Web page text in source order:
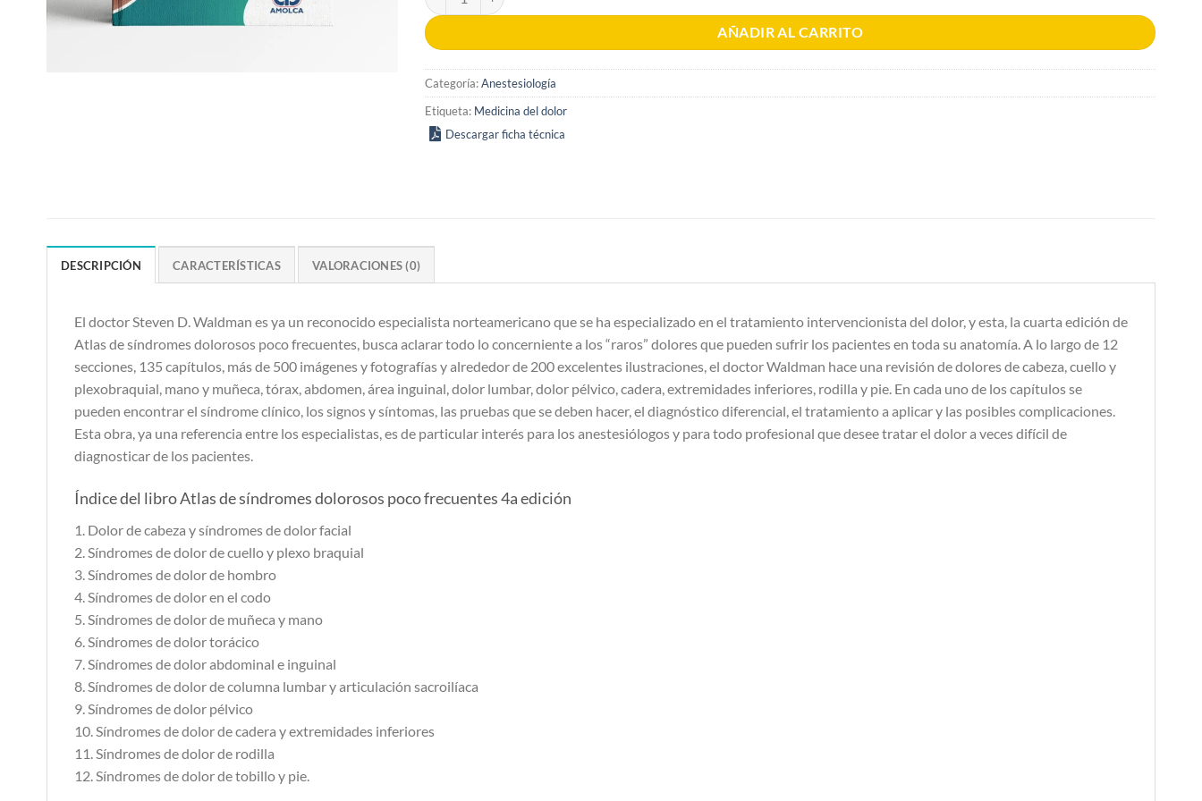
AÑADIR AL CARRITO
Categoría:Anestesiología
Etiqueta: Medicina del dolor
Descargar ficha técnica
DESCRIPCIÓN CARACTERÍSTICAS VALORACIONES (0)
El doctor Steven D. Waldman es ya un reconocido especialista norteamericano que se ha especializado en el tratamiento intervencionista del dolor, y esta, la cuarta edición de
Atlas de síndromes dolorosos poco frecuentes, busca aclarar todo lo concerniente a los “raros” dolores que pueden sufrir los pacientes en toda su anatomía. A lo largo de 12
secciones, 135 capítulos, más de 500 imágenes y fotografías y alrededor de 200 excelentes ilustraciones, el doctor Waldman hace una revisión de dolores de cabeza, cuello y
plexobraquial, mano y muñeca, tórax, abdomen, área inguinal, dolor lumbar, dolor pélvico, cadera, extremidades inferiores, rodilla y pie. En cada uno de los capítulos se
pueden encontrar el síndrome clínico, los signos y síntomas, las pruebas que se deben hacer, el diagnóstico diferencial, el tratamiento a aplicar y las posibles complicaciones.
Esta obra, ya una referencia entre los especialistas, es de particular interés para los anestesiólogos y para todo profesional que desee tratar el dolor a veces difícil de
diagnosticar de los pacientes.
Índice del libro Atlas de síndromes dolorosos poco frecuentes 4a edición
1. Dolor de cabeza y síndromes de dolor facial
2. Síndromes de dolor de cuello y plexo braquial
3. Síndromes de dolor de hombro
4. Síndromes de dolor en el codo
5. Síndromes de dolor de muñeca y mano
6. Síndromes de dolor torácico
7. Síndromes de dolor abdominal e inguinal
8. Síndromes de dolor de columna lumbar y articulación sacroilíaca
9. Síndromes de dolor pélvico
10. Síndromes de dolor de cadera y extremidades inferiores
11. Síndromes de dolor de rodilla
12. Síndromes de dolor de tobillo y pie.